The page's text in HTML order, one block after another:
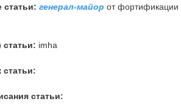
статьи: генерал-майор от фортифика­ции
imha
статьи:
статьи: